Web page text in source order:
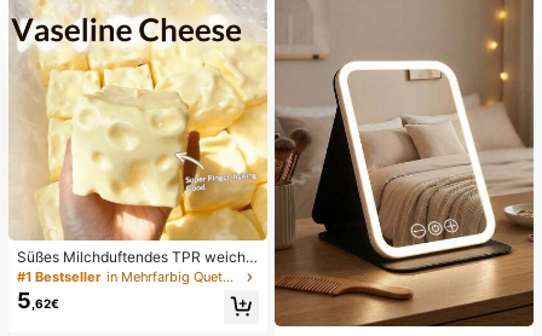
Süßes Milchduftendes TPR weiche
s quetschbares Dumpling-förmiges
Stressabbau-Spielzeug, 5cm niedli
ches lustiges Quetsch-Stressabbau
#1 Bestseller in Mehrfarbig Quetschspielzeug für Teenager
5 ,62€